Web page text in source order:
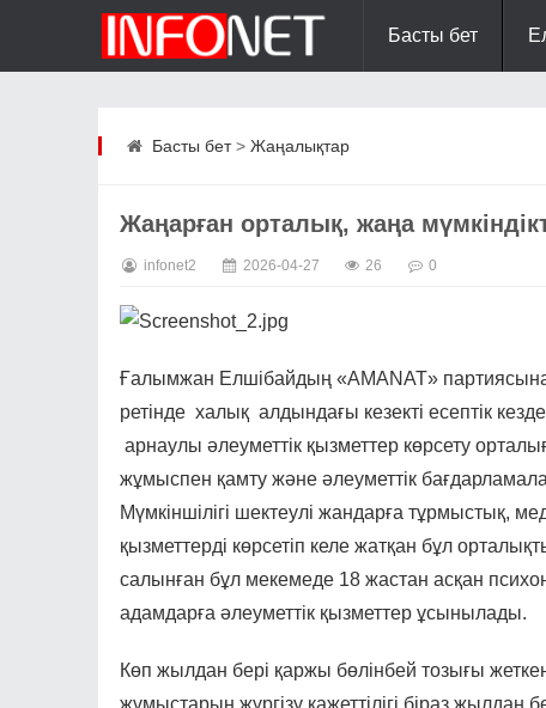
Басты бет
Басты бет> Жаңалықтар
Жаңарған орталық, жаңа
infonet2 2026-04-27 26 0
Ғалымжан Елшібайдың «AMANAT»
ретінде халық алдындағы кезекті есептік
арнаулы әлеуметтік қызметтер көрсету
жұмыспен қамту және әлеуметтік
Мүмкіншілігі шектеулі жандарға тұрмыстық,
қызметтерді көрсетіп келе жатқан бұл
салынған бұл мекемеде 18 жастан асқан
адамдарға әлеуметтік қызметтер ұсынылады.
Көп жылдан бері қаржы бөлінбей тозығы
жұмыстарын жүргізу қажеттілігі біраз